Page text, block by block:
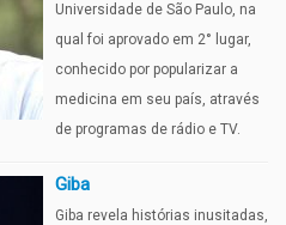
Universidade de São Paulo, na
qual foi aprovado em 2° lugar,
conhecido por popularizar a
medicina em seu país, através
de programas de rádio e TV.
Giba
Giba revela histórias inusitadas,